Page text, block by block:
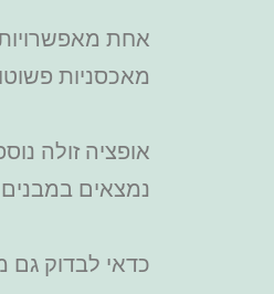
אחת מאפשרויות
מאכסניות
אופציה זולה
נמצאים במבנים
כדאי לבדוק גם